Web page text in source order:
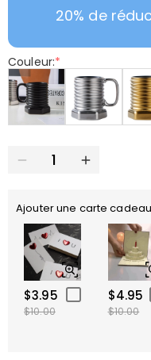
20% de
Couleur:*
Ajouter une carte cadeau
$3.95
$10.00
$4.95
$10.00